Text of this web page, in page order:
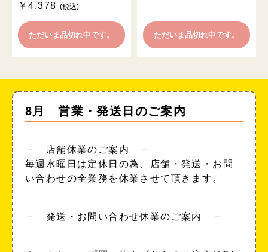
￥4,378 (税込)
ただいま品切れ中です。 ただいま品切れ中です。
8月 営業・発送日のご案内
－ 店舗休業のご案内 －
毎週水曜日は定休日の為、店舗・発送・お問
い合わせの全業務を休業させて頂きます。
－ 発送・お問い合わせ休業のご案内 －